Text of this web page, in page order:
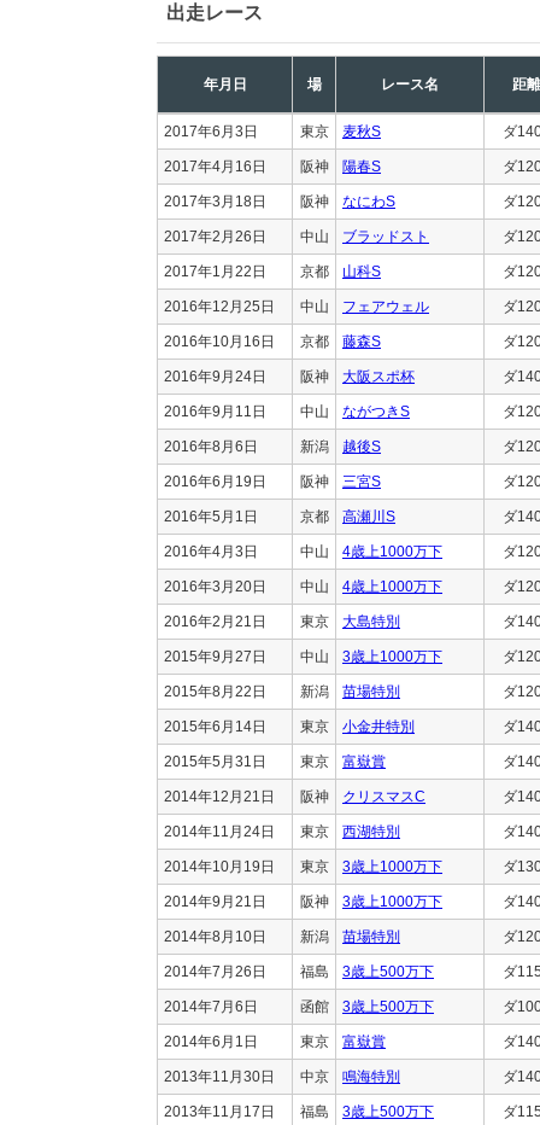
出走レース
年月日 場 レース名 距離
2017年6月3日 東京 麦秋S ダ
2017年4月16日 阪神 陽春S ダ
2017年3月18日 阪神 なにわS ダ
2017年2月26日 中山 ブラッドスト ダ
2017年1月22日 京都 山科S ダ
2016年12月25日 中山 フェアウェル ダ
2016年10月16日 京都 藤森S ダ
2016年9月24日 阪神 大阪スポ杯 ダ
2016年9月11日 中山 ながつきS ダ
2016年8月6日 新潟 越後S ダ
2016年6月19日 阪神 三宮S ダ
2016年5月1日 京都 高瀬川S ダ
2016年4月3日 中山 4歳上1000万下 ダ
2016年3月20日 中山 4歳上1000万下 ダ
2016年2月21日 東京 大島特別 ダ
2015年9月27日 中山 3歳上1000万下 ダ
2015年8月22日 新潟 苗場特別 ダ
2015年6月14日 東京 小金井特別 ダ
2015年5月31日 東京 富嶽賞 ダ
2014年12月21日 阪神 クリスマスC ダ
2014年11月24日 東京 西湖特別 ダ
2014年10月19日 東京 3歳上1000万下 ダ
2014年9月21日 阪神 3歳上1000万下 ダ
2014年8月10日 新潟 苗場特別 ダ
2014年7月26日 福島 3歳上500万下 ダ
2014年7月6日 函館 3歳上500万下 ダ
2014年6月1日 東京 富嶽賞 ダ
2013年11月30日 中京 鳴海特別 ダ
2013年11月17日 福島 3歳上500万下 ダ